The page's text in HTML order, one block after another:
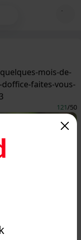
mois-de-
faites-vous-
121/50